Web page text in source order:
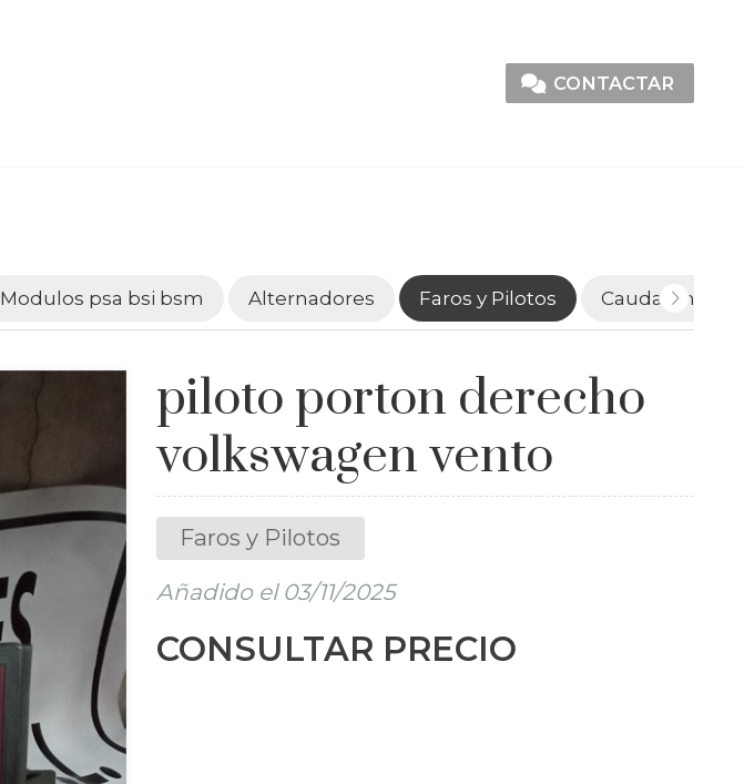
CONTACTAR
Modulos psa bsi bsm Alternadores Faros y Pilotos Caudalímetros
piloto porton derecho
volkswagen vento
Faros y Pilotos
Añadido el 03/11/2025
CONSULTAR PRECIO